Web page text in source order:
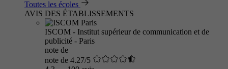
Toutes les écoles
AVIS DES ÉTABLISSEMENTS
ISCOM - Institut supérieur de communication et de
publicité - Paris
note de
note de 4.27/5